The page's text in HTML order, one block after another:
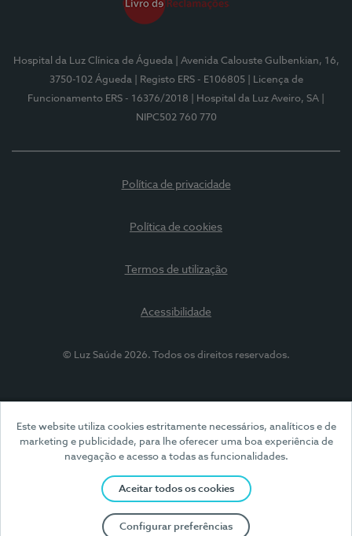
Este website utiliza cookies estritamente necessários, analíticos e de
marketing e publicidade, para lhe oferecer uma boa experiência de
navegação e acesso a todas as funcionalidades.
Aceitar todos os cookies
Configurar preferências
Hospital da Luz Clínica de Águeda
| Avenida Calouste Gulbenkian, 16,
3750-102 Águeda
| Registo ERS - E106805
| Licença de
Funcionamento ERS - 16376/2018
| Hospital da Luz Aveiro, SA
NIPC502 760 770
Política de privacidade
Política de cookies
Termos de utilização
Acessibilidade
© Luz Saúde 2026. Todos os direitos reservados.